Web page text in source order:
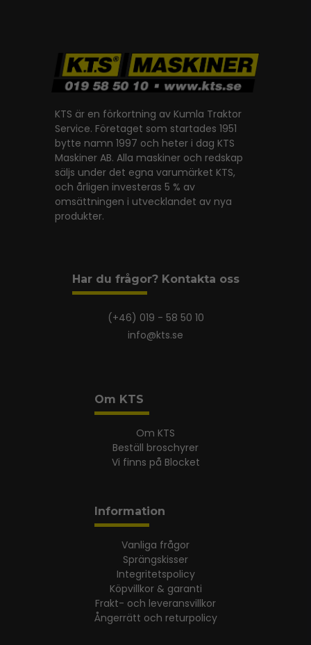
KTS är en förkortning av Kumla Traktor
Service. Företaget som startades 1951
bytte namn 1997 och heter i dag KTS
Maskiner AB. Alla maskiner och redskap
säljs under det egna varumärket KTS,
och årligen investeras 5 % av
omsättningen i utvecklandet av nya
produkter.
Har du frågor? Kontakta oss
(+46) 019 - 58 50 10
info@kts.se
Om KTS
Om KTS
Beställ broschyrer
Vi finns på Blocket
Information
Vanliga frågor
Sprängskisser
Integritetspolicy
Köpvillkor & garanti
Frakt- och leveransvillkor
Ångerrätt och returpolicy